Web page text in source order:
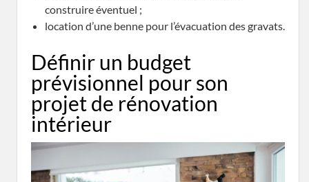
construire éventuel ;
location d’une benne pour l’évacuation des gravats.
Définir un budget
prévisionnel pour son
projet de rénovation
intérieur